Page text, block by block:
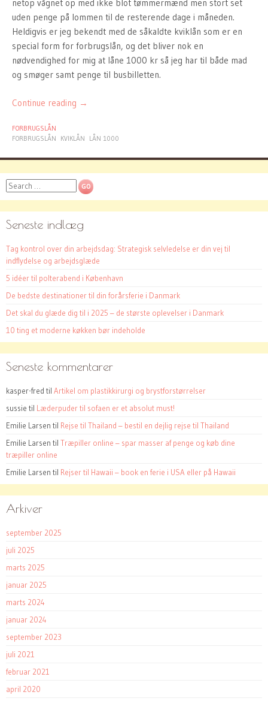
netop vågnet op med ikke blot tømmermænd men stort set
uden penge på lommen til de resterende dage i måneden.
Heldigvis er jeg bekendt med de såkaldte kviklån som er en
special form for forbrugslån, og det bliver nok en
nødvendighed for mig at låne 1000 kr så jeg har til både mad
og smøger samt penge til busbilletten.
Continue reading →
FORBRUGSLÅN
FORBRUGSLÅN
KVIKLÅN LÅN 1000
Search
Seneste indlæg
Tag kontrol over din arbejdsdag: Strategisk selvledelse er din vej til
indflydelse og arbejdsglæde
5 idéer til polterabend i København
De bedste destinationer til din forårsferie i Danmark
Det skal du glæde dig til i 2025 – de største oplevelser i Danmark
10 ting et moderne køkken bør indeholde
Seneste kommentarer
kasper-fred til Artikel om plastikkirurgi og brystforstørrelser
sussie til Læderpuder til sofaen er et absolut must!
Emilie Larsen til Rejse til Thailand – bestil en dejlig rejse til Thailand
Emilie Larsen til Træpiller online – spar masser af penge og køb dine
træpiller online
Emilie Larsen til Rejser til Hawaii – book en ferie i USA eller på Hawaii
Arkiver
september 2025
juli 2025
marts 2025
januar 2025
marts 2024
januar 2024
september 2023
juli 2021
februar 2021
april 2020